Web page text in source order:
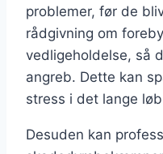
problemer, før de
rådgivning om
vedligeholdelse, så
angreb. Dette kan
stress i det lange
Desuden kan